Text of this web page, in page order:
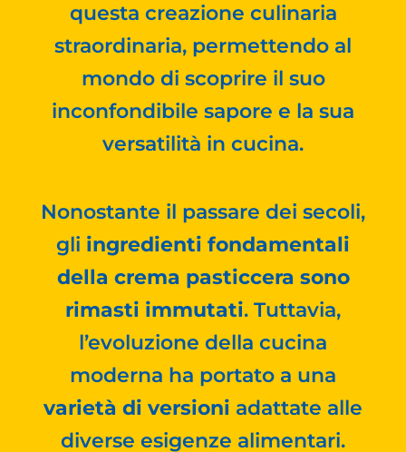
questa creazione culinaria
straordinaria, permettendo al
mondo di scoprire il suo
inconfondibile sapore e la sua
versatilità in cucina.
Nonostante il passare dei secoli,
gli ingredienti fondamentali
della crema pasticcera sono
rimasti immutati. Tuttavia,
l’evoluzione della cucina
moderna ha portato a una
varietà di versioni adattate alle
diverse esigenze alimentari.